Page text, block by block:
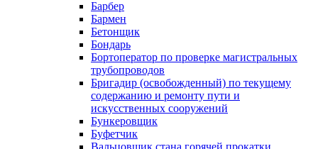
Барбер
Бармен
Бетонщик
Бондарь
Бортоператор по проверке магистральных
трубопроводов
Бригадир (освобожденный) по текущему
содержанию и ремонту пути и
искусственных сооружений
Бункеровщик
Буфетчик
Вальцовщик стана горячей прокатки